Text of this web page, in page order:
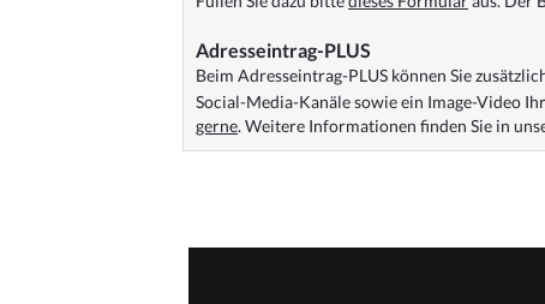
Adresseintrag-PLUS
Beim Adresseintrag-PLUS können Sie
Social-Media-Kanäle sowie ein Image-Video
gerne. Weitere Informationen finden Sie in